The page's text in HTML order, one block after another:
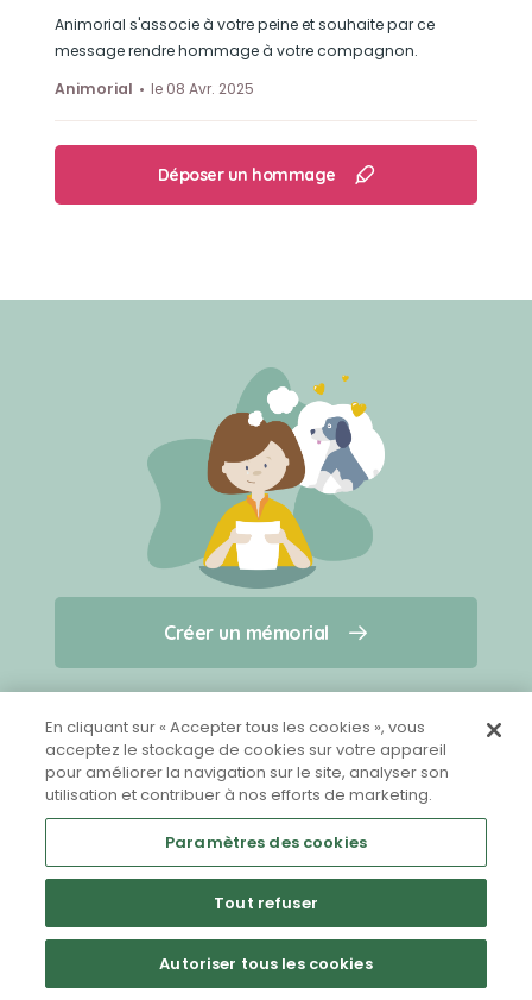
Créer un mémorial
Qui sommes-nous ?
Nous contacter
Partager sur Facebook
Animorial s'associe à votre peine et souhaite par ce
message rendre hommage à votre compagnon.
Animorial
le 08 Avr. 2025
Déposer un hommage
Créer un mémorial
En cliquant sur « Accepter tous les cookies », vous
acceptez le stockage de cookies sur votre appareil
pour améliorer la navigation sur le site, analyser son
utilisation et contribuer à nos efforts de marketing.
Paramètres des cookies
Tout refuser
Autoriser tous les cookies